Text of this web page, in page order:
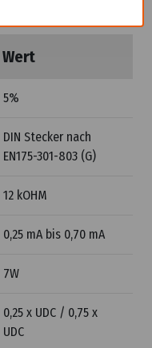
Wert
5%
DIN Stecker nach
EN175-301-803 (G)
12 kOHM
0,25 mA bis 0,70 mA
7W
0,25 x UDC / 0,75 x
UDC